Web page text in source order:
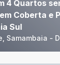
4 Quartos
Coberta e
Sul
Samambaia -